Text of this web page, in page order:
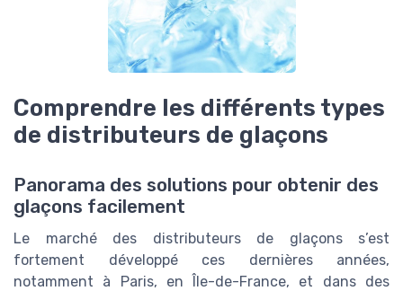
Comprendre les différents types
de distributeurs de glaçons
Panorama des solutions pour obtenir des
glaçons facilement
Le marché des distributeurs de glaçons s’est
fortement développé ces dernières années,
notamment à Paris, en Île-de-France, et dans des